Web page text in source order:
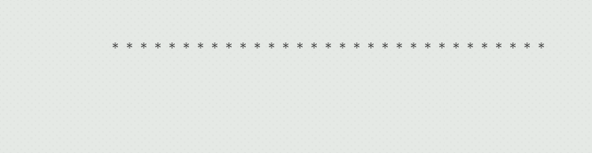
＊＊＊＊＊＊＊＊＊＊＊＊＊＊＊＊＊＊＊＊＊＊＊＊＊＊＊＊＊＊＊